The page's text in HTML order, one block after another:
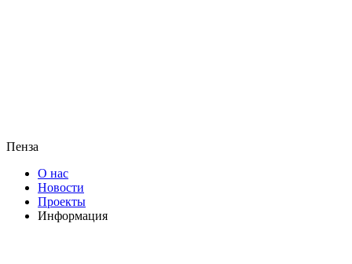
Пенза
О нас
Новости
Проекты
Информация